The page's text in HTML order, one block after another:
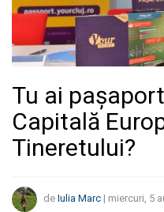
Tu ai
Capitală
Tineretului?
de Iulia Marc | miercuri, 5